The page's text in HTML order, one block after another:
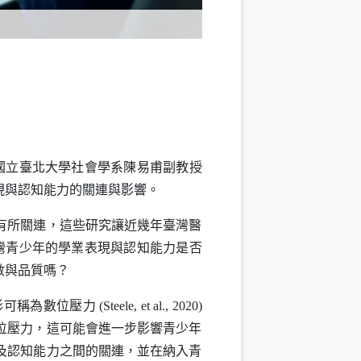
臺北大學社會學系陳易甫副教授
認知能力的關連與影響。
關連，這些研究讓近幾年臺灣醫
少年的學業表現與認知能力是否
品質嗎？
稱為數位壓力(Steele, et al., 2020)
壓力，這可能會進一步影響青少年
知能力之間的關連，並在納入青